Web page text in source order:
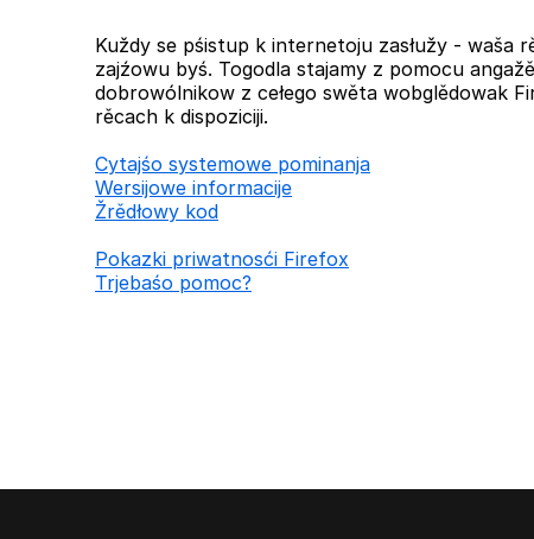
Kuždy se pśistup k internetoju zasłužy - waša
zajźowu byś. Togodla stajamy z pomocu
dobrowólnikow z cełego swěta wobglědowak
rěcach k dispoziciji.
Cytajśo systemowe pominanja
Wersijowe informacije
Žrědłowy kod
Pokazki priwatnosći Firefox
Trjebaśo pomoc?